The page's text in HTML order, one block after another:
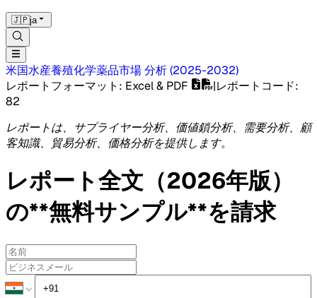
🇯🇵ja
米国水産養殖化学薬品市場分析(2025-2032)
レポートフォーマット : Excel & PDF |レポートコード:
82
レポートは、サプライヤー分析、価値鎖分析、需要分析、顧
客知識、貿易分析、価格分析を提供します。
レポート全文（2026年版）
の**無料サンプル**を請求